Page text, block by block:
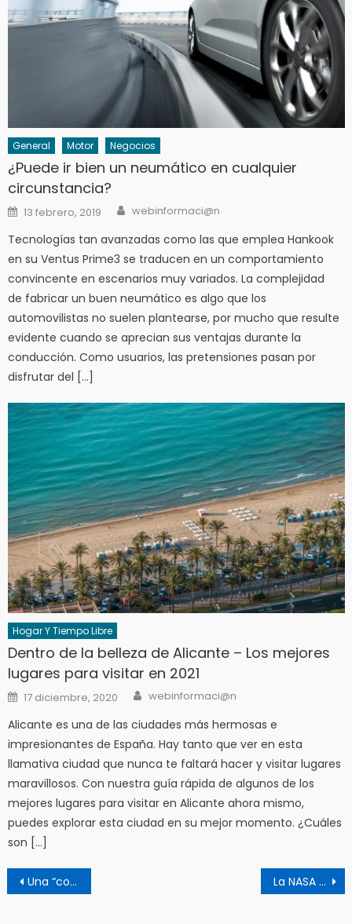
General Motor Negocios
¿Puede ir bien un neumático en cualquier
circunstancia?
Posted
on
13 febrero, 2019 Author
webinformaci@n
Tecnologías tan avanzadas como las que emplea Hankook
en su Ventus Prime3 se traducen en un comportamiento
convincente en escenarios muy variados. La complejidad
de fabricar un buen neumático es algo que los
automovilistas no suelen plantearse, por mucho que resulte
evidente cuando se aprecian sus ventajas durante la
conducción. Como usuarios, las pretensiones pasan por
disfrutar del […]
Hogar Y Tiempo Libre
Dentro de la belleza de Alicante – Los mejores
lugares para visitar en 2021
Posted
on
17 diciembre, 2020 Author
webinformaci@n
Alicante es una de las ciudades más hermosas e
impresionantes de España. Hay tanto que ver en esta
llamativa ciudad que nunca te faltará hacer y visitar lugares
maravillosos. Con nuestra guía rápida de algunos de los
mejores lugares para visitar en Alicante ahora mismo,
puedes explorar esta ciudad en su mejor momento. ¿Cuáles
son […]
Navegación
de
Una “coreografía atómica” para baterías más eficientes y sostenibles La NASA diseña un dron ‘libélula’ para buscar en Titán “la receta de la vida”